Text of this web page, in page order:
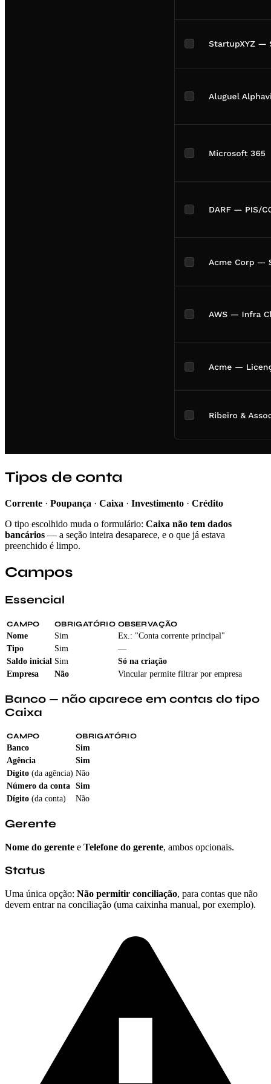
Tipos de conta
Corrente · Poupança · Caixa · Investimento · Crédito
O tipo escolhido muda o formulário: Caixa não tem dados
bancários — a seção inteira desaparece, e o que já estava
preenchido é limpo.
Campos
Essencial
CAMPO OBRIGATÓRIO OBSERVAÇÃO
Nome Sim
Ex.: "Conta corrente principal"
Tipo
Sim
—
Saldo inicial Sim
Só na criação
Empresa
Não Vincular permite filtrar por empresa
Banco — não aparece em contas do tipo
Caixa
CAMPO OBRIGATÓRIO
Banco
Sim
Agência
Sim
Dígito (da agência) Não
Número da conta Sim
Dígito (da conta) Não
Gerente
Nome do gerente e Telefone do gerente, ambos opcionais.
Status
Uma única opção: Não permitir conciliação, para contas que não
devem entrar na conciliação (uma caixinha manual, por exemplo).